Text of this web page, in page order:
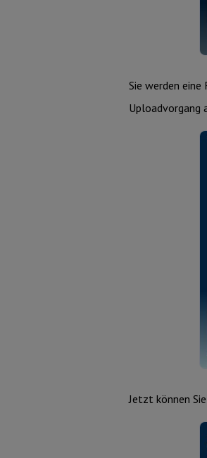
Sie werden
Uploadvorgang
Jetzt können